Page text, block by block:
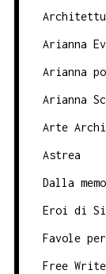
Arianna
Arianna
Arianna
Arte
Astrea
Dalla
Eroi di
Favole
Free